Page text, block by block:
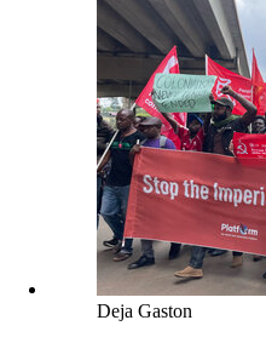
Deja Gaston